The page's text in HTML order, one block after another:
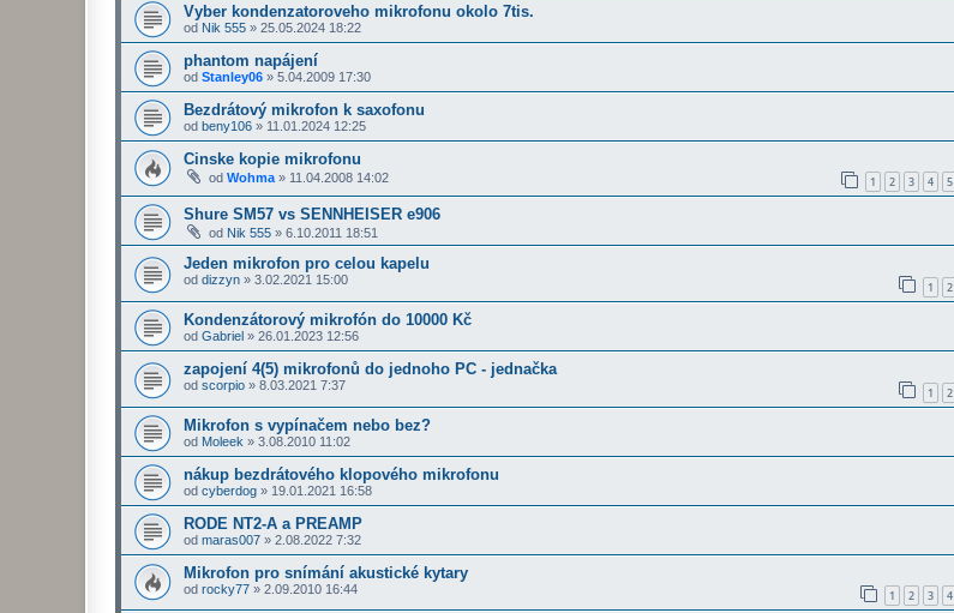
Vyber kondenzatoroveho mikrofonu okolo 7tis.
od Nik 555 » 25.05.2024 18:22
phantom napájení
od Stanley06 » 5.04.2009 17:30
Bezdrátový mikrofon k saxofonu
od beny106 » 11.01.2024 12:25
Cinske kopie mikrofonu
od Wohma » 11.04.2008 14:02 1 2 3 4 5
Shure SM57 vs SENNHEISER e906
od Nik 555 » 6.10.2011 18:51
Jeden mikrofon pro celou kapelu
od dizzyn » 3.02.2021 15:00 1 2
Kondenzátorový mikrofón do 10000 Kč
od Gabriel » 26.01.2023 12:56
zapojení 4(5) mikrofonů do jednoho PC - jednačka
od scorpio » 8.03.2021 7:37 1 2
Mikrofon s vypínačem nebo bez?
od Moleek » 3.08.2010 11:02
nákup bezdrátového klopového mikrofonu
od cyberdog » 19.01.2021 16:58
RODE NT2-A a PREAMP
od maras007 » 2.08.2022 7:32
Mikrofon pro snímání akustické kytary
od rocky77 » 2.09.2010 16:44 1 2 3 4